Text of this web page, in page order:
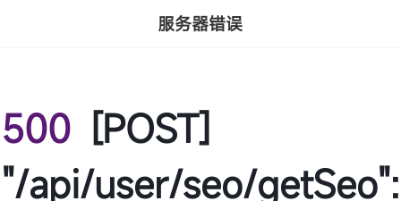
服务器错误
500 [POST]
"/api/user/seo/getSeo":